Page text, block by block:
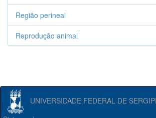
Região perineal
Reprodução animal
UNIVERSIDADE FEDERAL DE